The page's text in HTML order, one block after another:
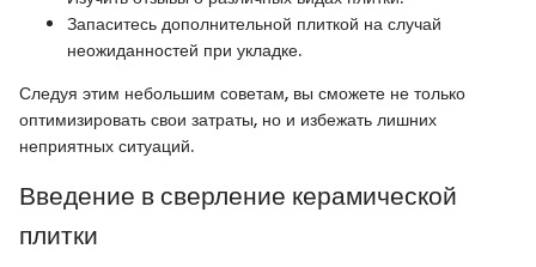
Запаситесь дополнительной плиткой на случай
неожиданностей при укладке.
Следуя этим небольшим советам, вы сможете не только
оптимизировать свои затраты, но и избежать лишних
неприятных ситуаций.
Введение в сверление керамической
плитки